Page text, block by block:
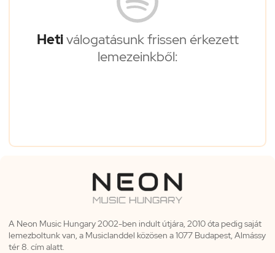
Hetiválogatásunk frissen érkezett
lemezeinkből:
A Neon Music Hungary 2002-ben indult útjára, 2010 óta pedig saját
lemezboltunk van, a Musiclanddel közösen a 1077 Budapest, Almássy
tér 8. cím alatt.